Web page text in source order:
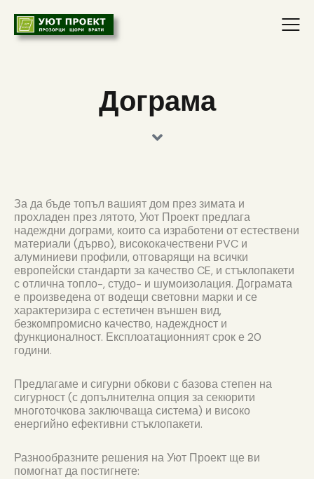
Дограма
За да бъде топъл вашият дом през зимата и
прохладен през лятото, Уют Проект предлага
надеждни дограми, които са изработени от естествени
материали (дърво), висококачествени PVC и
алуминиеви профили, отговарящи на всички
европейски стандарти за качество CE, и стъклопакети
с отлична топло-, студо- и шумоизолация. Дограмата
е произведена от водещи световни марки и се
характеризира с естетичен външен вид,
безкомпромисно качество, надеждност и
функционалност. Експлоатационният срок е 20
години.
Предлагаме и сигурни обкови с базова степен на
сигурност (с допълнителна опция за секюрити
многоточкова заключваща система) и високо
енергийно ефективни стъклопакети.
Разнообразните решения на Уют Проект ще ви
помогнат да постигнете: